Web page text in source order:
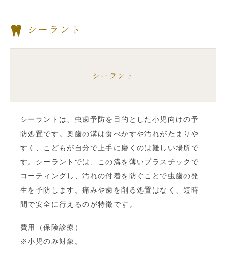
シーラント
シーラント
シーラントは、虫歯予防を目的とした小児向けの予
防処置です。奥歯の溝は食べかすや汚れがたまりや
すく、こどもが自分で上手に磨くのは難しい場所で
す。シーラントでは、この溝を薄いプラスチックで
コーティングし、汚れの付着を防ぐことで虫歯の発
生を予防します。痛みや歯を削る処置はなく、短時
間で安全に行えるのが特徴です。
費用（保険診療）
※小児のみ対象。